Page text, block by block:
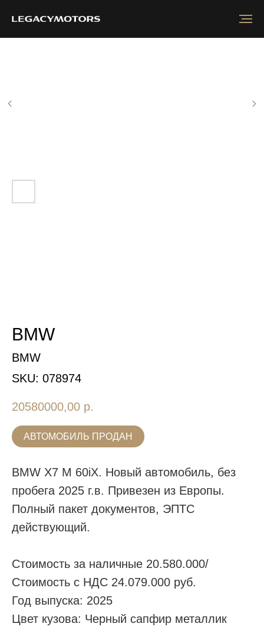
BMW
BMW
SKU: 078974
20580000,00 р.
АВТОМОБИЛЬ ПРОДАН
BMW X7 M 60iX. Новый автомобиль, без
пробега 2025 г.в. Привезен из Европы.
Полный пакет документов, ЭПТС
действующий.
Стоимость за наличные 20.580.000/
Стоимость с НДС 24.079.000 руб.
Год выпуска: 2025
Цвет кузова: Черный сапфир металлик